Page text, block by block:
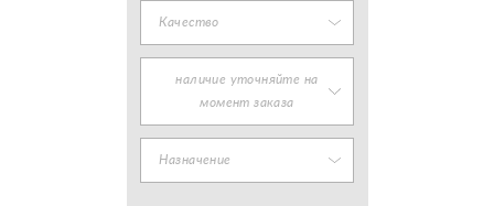
Качество
наличие уточняйте на
момент заказа
Назначение